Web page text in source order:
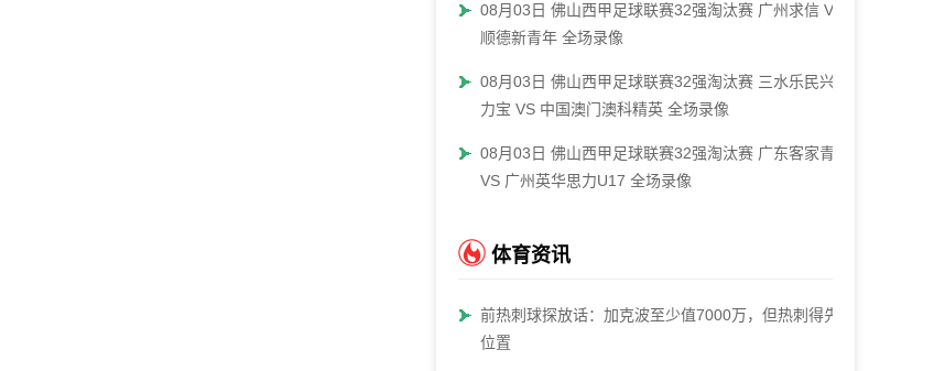
08月03日 佛山西甲足球联赛32强淘汰赛 广州求信 VS
顺德新青年 全场录像
08月03日 佛山西甲足球联赛32强淘汰赛 三水乐民兴健
力宝 VS 中国澳门澳科精英 全场录像
08月03日 佛山西甲足球联赛32强淘汰赛 广东客家青年
VS 广州英华思力U17 全场录像
体育资讯
前热刺球探放话：加克波至少值7000万，但热刺得先腾
位置